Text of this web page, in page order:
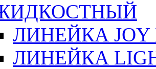
ЛИНЕЙКА JOY
ЛИНЕЙКА